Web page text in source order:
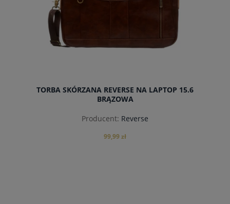
TORBA SKÓRZANA REVERSE NA LAPTOP 15.6
BRĄZOWA
Producent: Reverse
99,99 zł